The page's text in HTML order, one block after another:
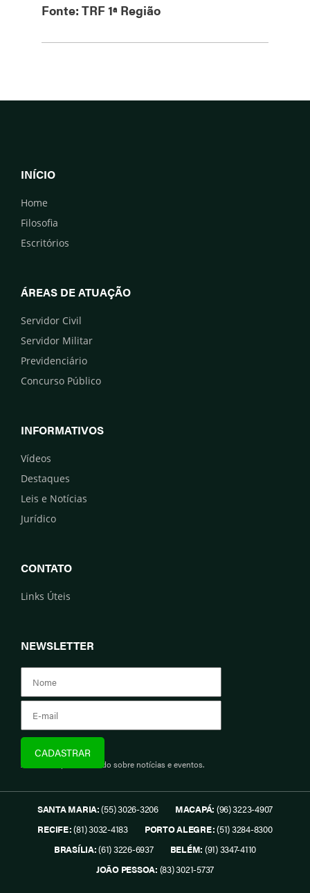
Fonte: TRF 1ª Região
INÍCIO
Home
Filosofia
Escritórios
ÁREAS DE ATUAÇÃO
Servidor Civil
Servidor Militar
Previdenciário
Concurso Público
INFORMATIVOS
Vídeos
Destaques
Leis e Notícias
Jurídico
CONTATO
Links Úteis
NEWSLETTER
Assine e fique informado sobre notícias e eventos.
SANTA MARIA:(55) 3026-3206 MACAPÁ: (96) 3223-4907
RECIFE:(81) 3032-4183 PORTO ALEGRE:(51) 3284-8300
BRASÍLIA:(61) 3226-6937 BELÉM: (91) 3347-4110
JOÃO PESSOA: (83) 3021-5737